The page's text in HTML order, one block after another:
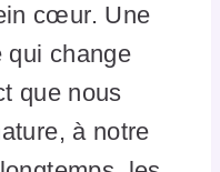
cœur. Une
qui change
que nous
à notre